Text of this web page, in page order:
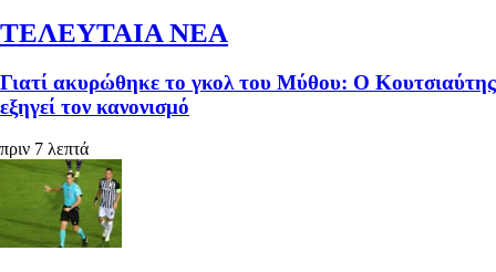
ΤΕΛΕΥΤΑΙΑ ΝΕΑ
Γιατί ακυρώθηκε το γκολ του Μύθου: Ο Κουτσιαύτης
εξηγεί τον κανονισμό
πριν 7 λεπτά